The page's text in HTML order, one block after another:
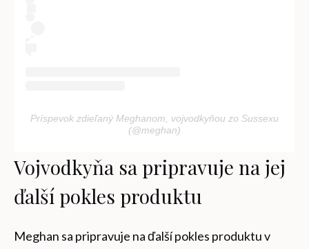
Príspevok zdieľaný Meghanom, vojvodkyňou zo Sussexu
(@meghan)
Vojvodkyňa sa pripravuje na jej
ďalší pokles produktu
Meghan sa pripravuje na ďalší pokles produktu v